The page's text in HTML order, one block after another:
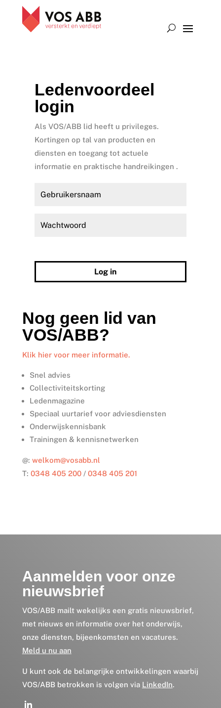
Ledenvoordeel
login
Als VOS/ABB lid heeft u privileges.
Kortingen op tal van producten en
diensten en toegang tot actuele
informatie en praktische handreikingen .
Log in
Nog geen lid van
VOS/ABB?
Klik hier voor meer informatie.
Snel advies
Collectiviteitskorting
Ledenmagazine
Speciaal uurtarief voor adviesdiensten
Onderwijskennisbank
Trainingen & kennisnetwerken
@: welkom@vosabb.nl
T: 0348 405 200/ 0348 405 201
Aanmelden voor onze
nieuwsbrief
VOS/ABB mailt wekelijks een gratis nieuwsbrief,
met nieuws en informatie over het onderwijs,
onze diensten, bijeenkomsten en vacatures.
Meld u nu aan
U kunt ook de belangrijke ontwikkelingen waarbij
VOS/ABB betrokken is volgen via LinkedIn.